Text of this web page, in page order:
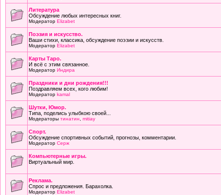
Литература
Обсуждение любых интересных книг.
Модератор Elizabet
Поэзия и искусство.
Ваши стихи, классика, обсуждение поэзии и искусств.
Модератор Elizabet
Карты Таро.
И всё с этим связанное.
Модератор Индира
Праздники и дни рождения!!!
Поздравляем всех, кого любим!
Модератор kamal
Шутки, Юмор.
Типа, поделись улыбкою своей...
Модераторы тинатин mitiay
Cпорт.
Обсуждение спортивных событий, прогнозы, комментарии.
Модератор Серж
Компьютерные игры.
Виртуальный мир.
Реклама.
Спрос и предложения. Барахолка.
Модератор Elizabet